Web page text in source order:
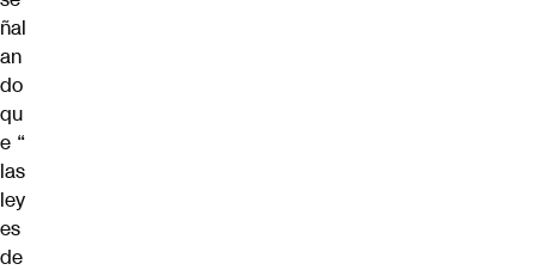
ñal
an
do
qu
e “
las
ley
es
de